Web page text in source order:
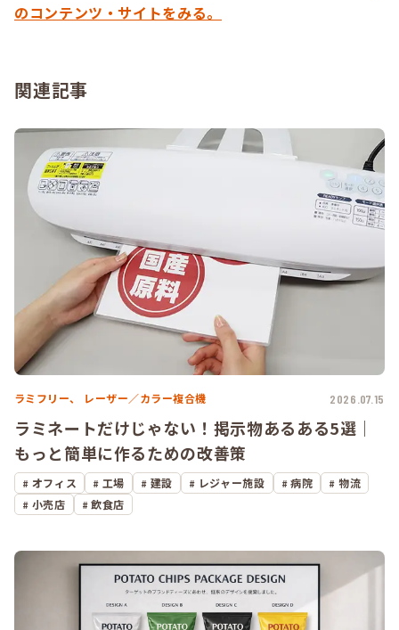
のコンテンツ・サイトをみる。
関連記事
ラミフリー、 レーザー／カラー複合機 2026.07.15
ラミネートだけじゃない！掲示物あるある5選｜
もっと簡単に作るための改善策
オフィス 工場 建設 レジャー施設 病院
物流
小売店
飲食店